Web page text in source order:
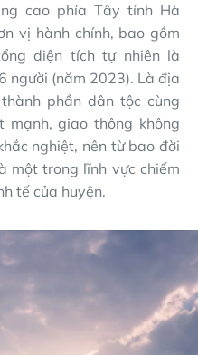
cao phía Tây tỉnh Hà
vị hành chính, bao gồm
diện tích tự nhiên là
người (năm 2023). Là địa
phần dân tộc cùng
mạnh, giao thông không
nghiệt, nên từ bao đời
một trong lĩnh vực chiếm
tế của huyện.